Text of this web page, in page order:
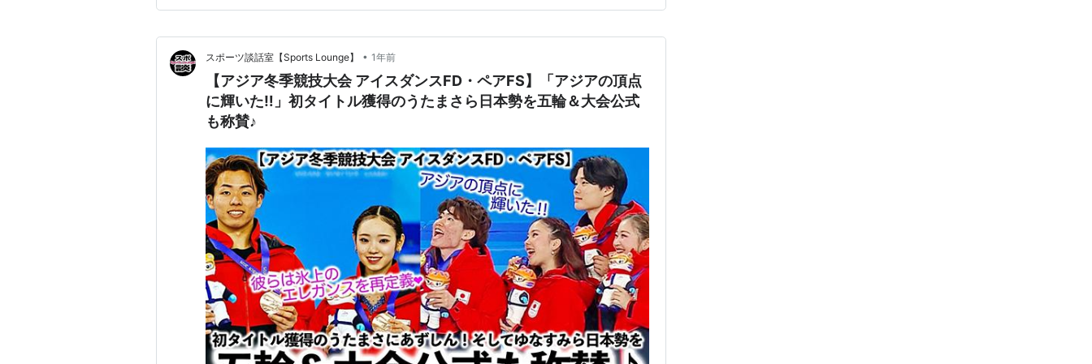
して最終滑走で、SP首位通過となっていた坂本…
スポーツ談話室【Sports Lounge】 • 1年前
【アジア冬季競技大会 アイスダンスFD・ペアFS】「アジアの頂点
に輝いた‼︎」初タイトル獲得のうたまさら日本勢を五輪＆大会公式
も称賛♪